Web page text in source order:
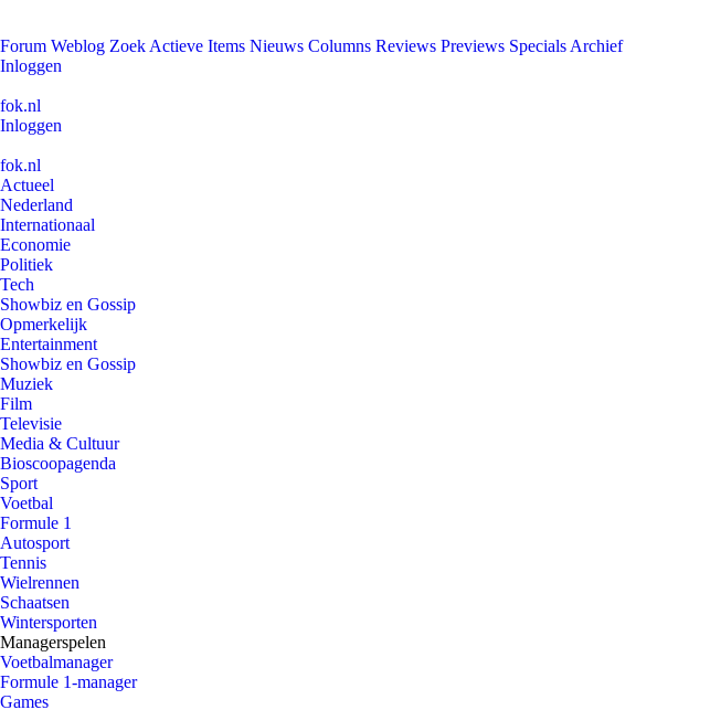
Forum Weblog Zoek Actieve Items Nieuws Columns Reviews Previews Specials Archief
Inloggen
fok.nl
Inloggen
fok.nl
Actueel
Nederland
Internationaal
Economie
Politiek
Tech
Showbiz en Gossip
Opmerkelijk
Entertainment
Showbiz en Gossip
Muziek
Film
Televisie
Media & Cultuur
Bioscoopagenda
Sport
Voetbal
Formule 1
Autosport
Tennis
Wielrennen
Schaatsen
Wintersporten
Managerspelen
Voetbalmanager
Formule 1-manager
Games